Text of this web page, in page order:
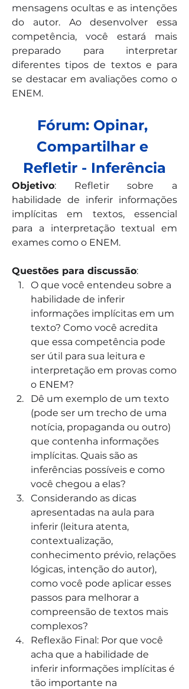
mensagens ocultas e as intenções
do autor. Ao desenvolver essa
competência, você estará mais
preparado para interpretar
diferentes tipos de textos e para
se destacar em avaliações como o
ENEM.
Fórum: Opinar,
Compartilhar e
Refletir - Inferência
Objetivo: Refletir sobre a
habilidade de inferir informações
implícitas em textos, essencial
para a interpretação textual em
exames como o ENEM.
Questões para discussão:
O que você entendeu sobre a
habilidade de inferir
informações implícitas em um
texto? Como você acredita
que essa competência pode
ser útil para sua leitura e
interpretação em provas como
o ENEM?
Dê um exemplo de um texto
(pode ser um trecho de uma
notícia, propaganda ou outro)
que contenha informações
implícitas. Quais são as
inferências possíveis e como
você chegou a elas?
Considerando as dicas
apresentadas na aula para
inferir (leitura atenta,
contextualização,
conhecimento prévio, relações
lógicas, intenção do autor),
como você pode aplicar esses
passos para melhorar a
compreensão de textos mais
complexos?
Reflexão Final: Por que você
acha que a habilidade de
inferir informações implícitas é
tão importante na